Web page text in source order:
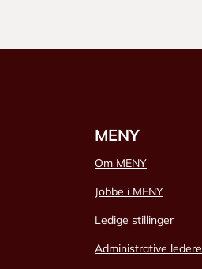
MENY
Om MENY
Jobbe i MENY
Ledige stillinger
Administrative ledere